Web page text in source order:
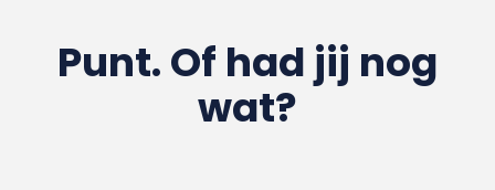
Punt. Of had jij nog
wat?